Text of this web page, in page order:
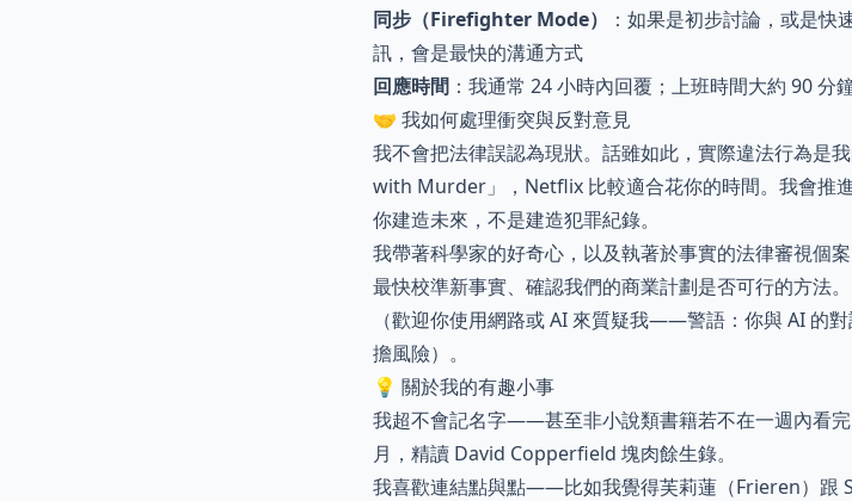
同步（Firefighter Mode）
：如果是初步討論，或是
訊，會是最快的溝通方式
回應時間 ：我通常 24 小時內回覆；上班時間大約 90
🤝 我如何處理衝突與反對意見
我不會把法律誤認為現狀。話雖如此，實際違法行為是
with Murder」，Netflix 比較適合花你的時間。我會推
你建造未來，不是建造犯罪紀錄。
我帶著科學家的好奇心，以及執著於事實的法律審視
最快校準新事實、確認我們的商業計劃是否可行的方法。
（歡迎你使用網路或 AI 來質疑我——警語：你與 AI 的
擔風險）。
💡 關於我的有趣小事
我超不會記名字——甚至非小說類書籍若不在一週內看
月，精讀 David Copperfield 塊肉餘生錄。
我喜歡連結點與點——比如我覺得芙莉蓮（Frieren）